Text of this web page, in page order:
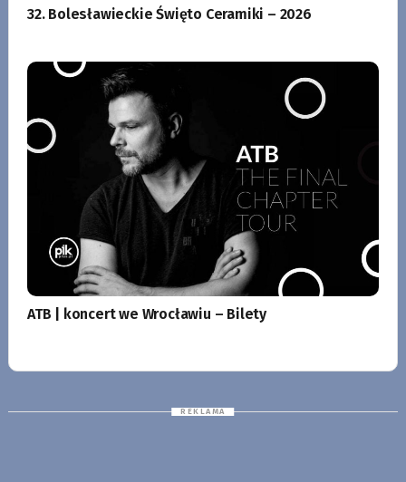
32. Bolesławieckie Święto Ceramiki – 2026
ATB | koncert we Wrocławiu – Bilety